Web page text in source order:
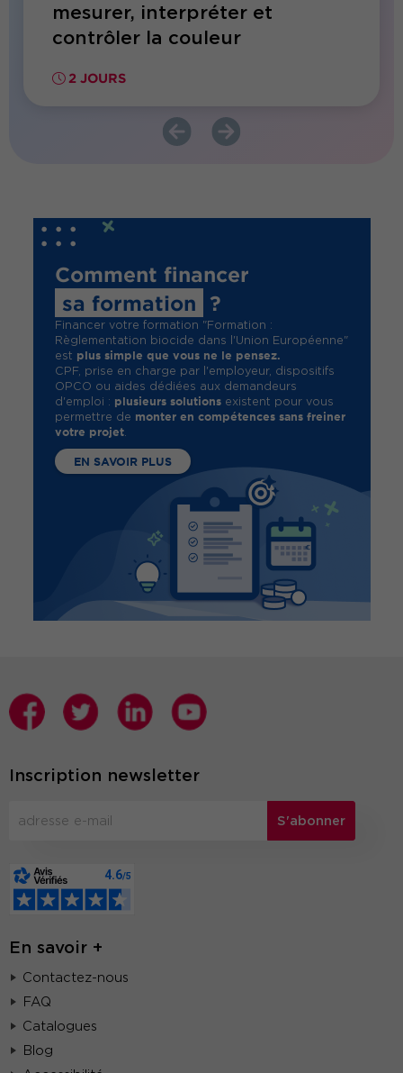
mesurer, interpréter et
contrôler la couleur
2 JOURS
Comment financer
sa formation
?
Financer votre formation "Formation :
Règlementation biocide dans l'Union Européenne"
est plus simple que vous ne le pensez.
CPF, prise en charge par l'employeur, dispositifs
OPCO ou aides dédiées aux demandeurs
d'emploi : plusieurs solutionsexistent pour vous
permettre de monter en compétences sans freiner
votre projet.
EN SAVOIR PLUS
Inscription newsletter
S'abonner
En savoir +
Contactez-nous
FAQ
Catalogues
Blog